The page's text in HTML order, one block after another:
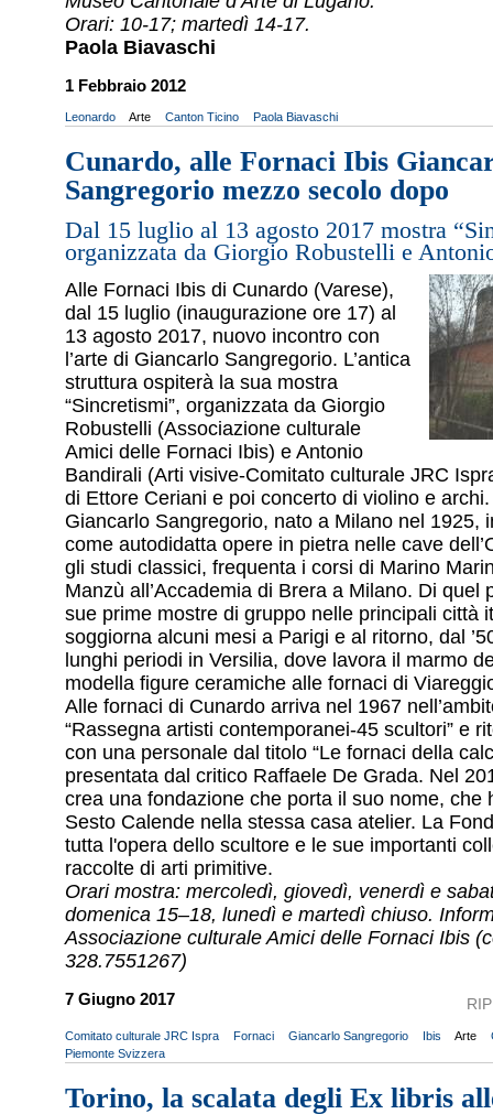
Orari: 10-17; martedì 14-17.
Paola Biavaschi
1 Febbraio 2012
Leonardo Arte Canton Ticino Paola Biavaschi
Cunardo, alle Fornaci Ibis
Sangregorio mezzo secolo dopo
Dal 15 luglio al 13 agosto 2017 mostra
organizzata da Giorgio Robustelli e
Alle Fornaci Ibis di Cunardo (Varese),
dal 15 luglio (inaugurazione ore 17) al
13 agosto 2017, nuovo incontro con
l’arte di Giancarlo Sangregorio. L’antica
struttura ospiterà la sua mostra
“Sincretismi”, organizzata da Giorgio
Robustelli (Associazione culturale
Amici delle Fornaci Ibis) e Antonio
Bandirali (Arti visive-Comitato culturale JRC
di Ettore Ceriani e poi concerto di violino e archi.
Giancarlo Sangregorio, nato a Milano nel 1925,
come autodidatta opere in pietra nelle cave
gli studi classici, frequenta i corsi di Marino
Manzù all’Accademia di Brera a Milano. Di quel
sue prime mostre di gruppo nelle principali città
soggiorna alcuni mesi a Parigi e al ritorno, dal
lunghi periodi in Versilia, dove lavora il marmo
modella figure ceramiche alle fornaci di
Alle fornaci di Cunardo arriva nel 1967
“Rassegna artisti contemporanei-45 scultori” e
con una personale dal titolo “Le fornaci della
presentata dal critico Raffaele De Grada. Nel
crea una fondazione che porta il suo nome, che
Sesto Calende nella stessa casa atelier. La
tutta l'opera dello scultore e le sue importanti
raccolte di arti primitive.
Orari mostra: mercoledì, giovedì, venerdì e
domenica 15–18, lunedì e martedì chiuso.
Associazione culturale Amici delle Fornaci Ibis
328.7551267)
7 Giugno 2017
Comitato culturale JRC Ispra Fornaci Giancarlo Sangregorio Ibis Arte
Piemonte Svizzera
Torino, la scalata degli Ex libris